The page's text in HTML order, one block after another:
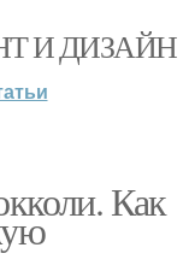
И ДИЗАЙН
Как